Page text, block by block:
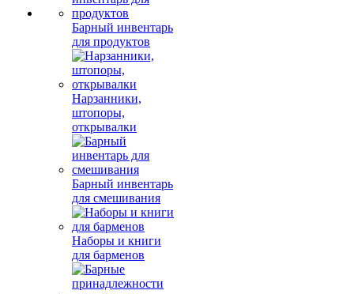
Барный инвентарь
для продуктов
Нарзанники,
штопоры,
открывалки
Барный инвентарь
для смешивания
Наборы и книги
для барменов